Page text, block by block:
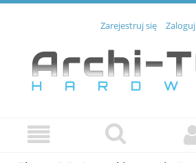
Zarejestruj się